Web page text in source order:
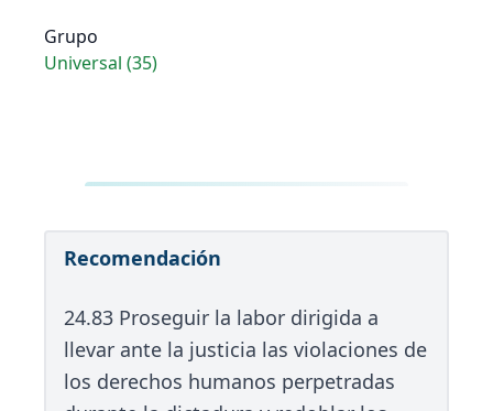
Grupo
Universal (35)
Recomendación
24.83 Proseguir la labor dirigida a
llevar ante la justicia las violaciones de
los derechos humanos perpetradas